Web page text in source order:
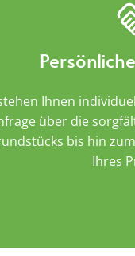
Ihnen
über die
bis hin
Ihres